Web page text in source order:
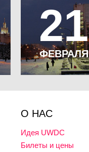
21
ФЕВРАЛЯ
О НАС
Идея UWDC
Билеты и цены